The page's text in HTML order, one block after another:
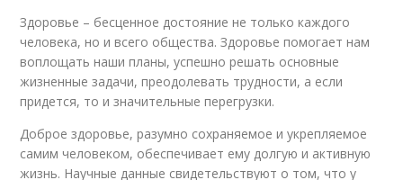
Здоровье – бесценное достояние не только каждого
человека, но и всего общества. Здоровье помогает нам
воплощать наши планы, успешно решать основные
жизненные задачи, преодолевать трудности, а если
придется, то и значительные перегрузки.
Доброе здоровье, разумно сохраняемое и укрепляемое
самим человеком, обеспечивает ему долгую и активную
жизнь. Научные данные свидетельствуют о том, что у